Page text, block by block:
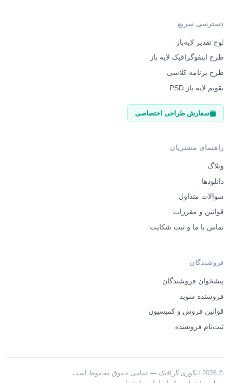
طرح اینفوگرافیک لایه باز
طرح برنامه کلاسی
تقویم لایه باز PSD
سفارش طراحی اختصاصی
دانلودها
سوالات متداول
قوانین و مقررات
تماس با ما و ثبت شکایت
فروشنده شوید
قوانین فروش و کمیسیون
ثبت‌نام فروشنده
درباره ما·تماس با ما·طراحی اختصاصی